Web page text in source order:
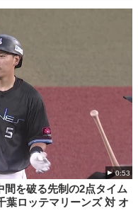
0:53
間を破る先制の2点タイム
葉ロッテマリーンズ 対 オ